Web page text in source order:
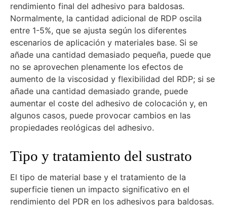
rendimiento final del adhesivo para baldosas.
Normalmente, la cantidad adicional de RDP oscila
entre 1-5%, que se ajusta según los diferentes
escenarios de aplicación y materiales base. Si se
añade una cantidad demasiado pequeña, puede que
no se aprovechen plenamente los efectos de
aumento de la viscosidad y flexibilidad del RDP; si se
añade una cantidad demasiado grande, puede
aumentar el coste del adhesivo de colocación y, en
algunos casos, puede provocar cambios en las
propiedades reológicas del adhesivo.
Tipo y tratamiento del sustrato
El tipo de material base y el tratamiento de la
superficie tienen un impacto significativo en el
rendimiento del PDR en los adhesivos para baldosas.